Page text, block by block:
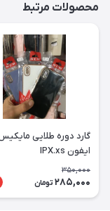
محصولات مرتبط
گارد دوره طلایی
ایفون IPX.xs
350,000
285,000 تومان